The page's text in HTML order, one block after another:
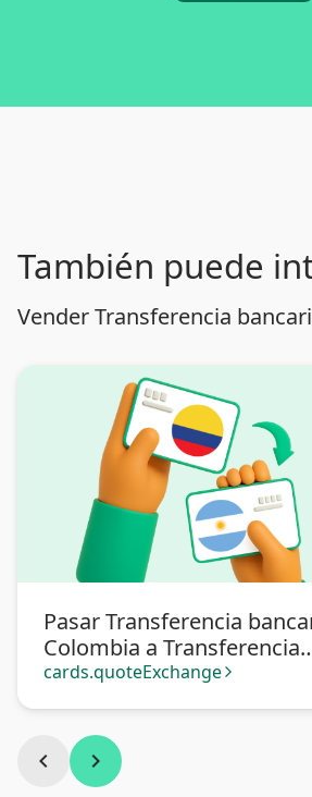
También puede
Vender Transferencia
Pasar Transferencia
Colombia a Transferencia
bancaria Argentina
cards.quoteExchange arrow_forward_ios
chevron_left chevron_right